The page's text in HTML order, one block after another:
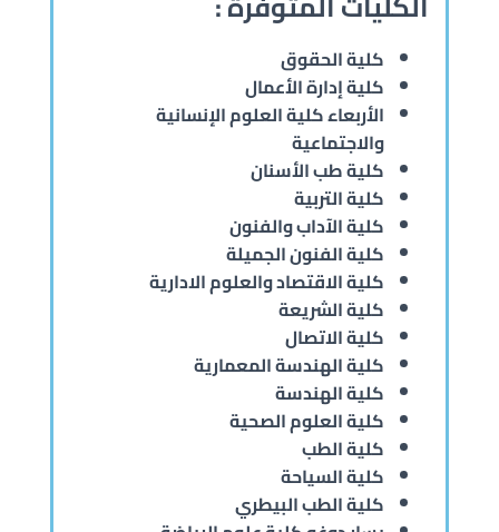
كلية الحقوق
كلية إدارة الأعمال
الأربعاء كلية العلوم الإنسانية
والاجتماعية
كلية طب الأسنان
كلية التربية
كلية الآداب والفنون
كلية الفنون الجميلة
كلية الاقتصاد والعلوم الادارية
كلية الشريعة
كلية الاتصال
كلية الهندسة المعمارية
كلية الهندسة
كلية العلوم الصحية
كلية الطب
كلية السياحة
كلية الطب البيطري